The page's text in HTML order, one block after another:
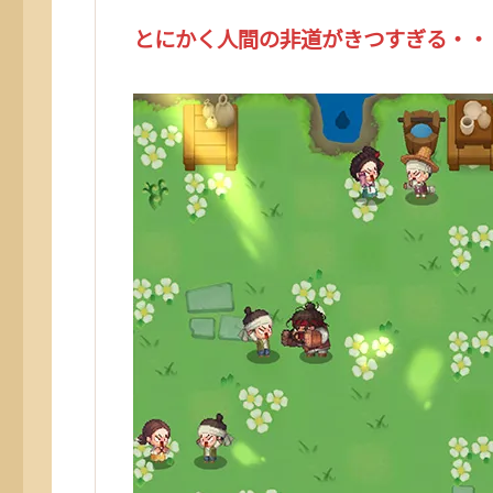
とにかく人間の非道がきつすぎる・